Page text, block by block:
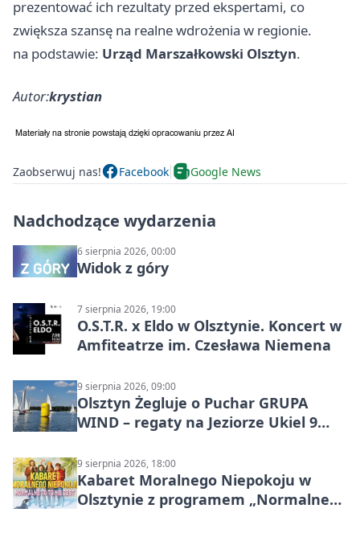
prezentować ich rezultaty przed ekspertami, co
zwiększa szansę na realne wdrożenia w regionie.
na podstawie: Urząd Marszałkowski Olsztyn.
Autor:krystian
Zaobserwuj nas! Facebook Google News
Nadchodzące wydarzenia
6 sierpnia 2026, 00:00
Widok z góry
7 sierpnia 2026, 19:00
O.S.T.R. x Eldo w Olsztynie. Koncert w
Amfiteatrze im. Czesława Niemena
9 sierpnia 2026, 09:00
Olsztyn Żegluje o Puchar GRUPA
WIND – regaty na Jeziorze Ukiel 9
9 sierpnia 2026, 18:00
Kabaret Moralnego Niepokoju w
Olsztynie z programem „Normalne